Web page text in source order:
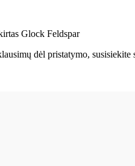
dėl pristatymo, susisiekite